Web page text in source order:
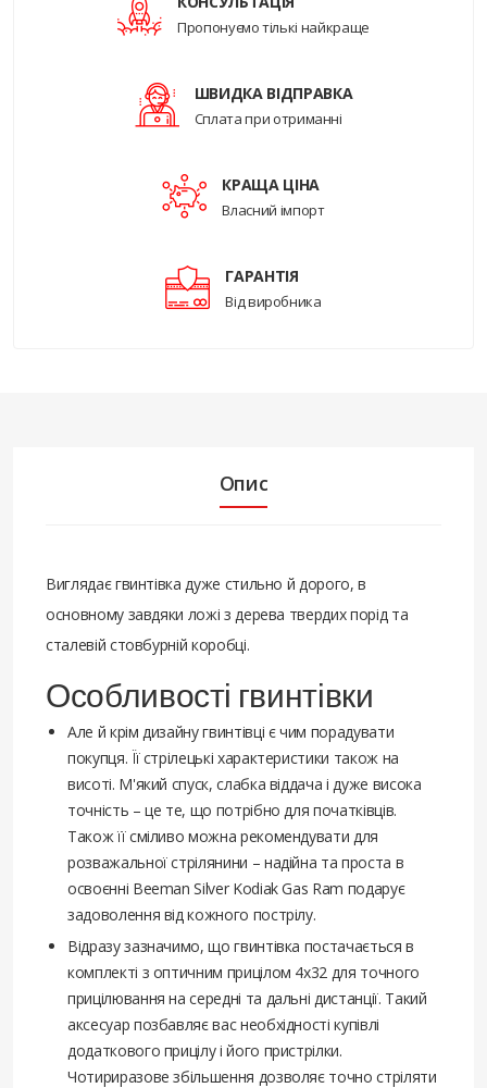
Пропонуємо тількі найкраще
ШВИДКА ВІДПРАВКА
Сплата при отриманні
КРАЩА ЦІНА
Власний імпорт
ГАРАНТІЯ
Від виробника
Опис
Виглядає гвинтівка дуже стильно й дорого, в
основному завдяки ложі з дерева твердих порід та
сталевій стовбурній коробці.
Особливості гвинтівки
Але й крім дизайну гвинтівці є чим порадувати
покупця. Її стрілецькі характеристики також на
висоті. М'який спуск, слабка віддача і дуже висока
точність – це те, що потрібно для початківців.
Також її сміливо можна рекомендувати для
розважальної стрілянини – надійна та проста в
освоєнні Beeman Silver Kodiak Gas Ram подарує
задоволення від кожного пострілу.
Відразу зазначимо, що гвинтівка постачається в
комплекті з оптичним прицілом 4х32 для точного
прицілювання на середні та дальні дистанції. Такий
аксесуар позбавляє вас необхідності купівлі
додаткового прицілу і його пристрілки.
Чотириразове збільшення дозволяє точно стріляти